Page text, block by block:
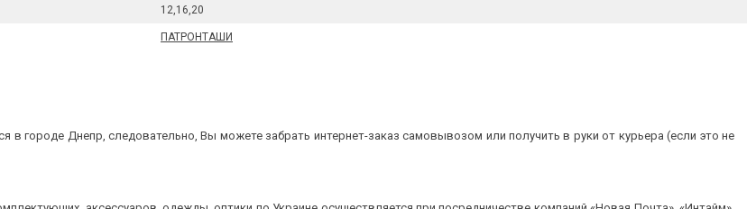
12,16,20
ПАТРОНТАШИ
в городе Днепр, следовательно, Вы можете забрать интернет-заказ самовывозом или получить в руки от курьера (если это не